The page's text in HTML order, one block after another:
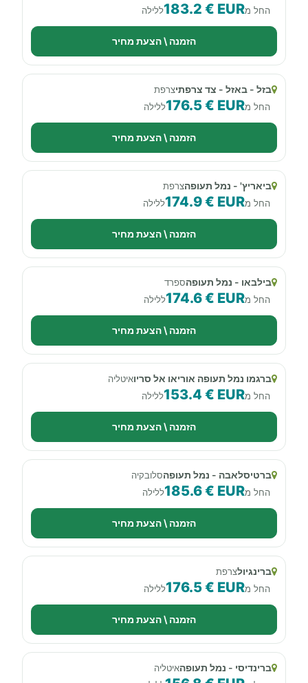
החל מ183.2 € EURללילה
הזמנה \ הצעת מחיר
בזל - באזל - צד צרפתיצרפת
החל מ176.5 € EURללילה
הזמנה \ הצעת מחיר
ביאריץ' - נמל תעופהצרפת
החל מ174.9 € EURללילה
הזמנה \ הצעת מחיר
בילבאו - נמל תעופהספרד
החל מ174.6 € EURללילה
הזמנה \ הצעת מחיר
ברגמו נמל תעופה אוריאו אל סריואיטליה
החל מ153.4 € EURללילה
הזמנה \ הצעת מחיר
ברטיסלאבה - נמל תעופהסלובקיה
החל מ185.6 € EURללילה
הזמנה \ הצעת מחיר
ברינגיולצרפת
החל מ176.5 € EURללילה
הזמנה \ הצעת מחיר
ברינדיסי - נמל תעופהאיטליה